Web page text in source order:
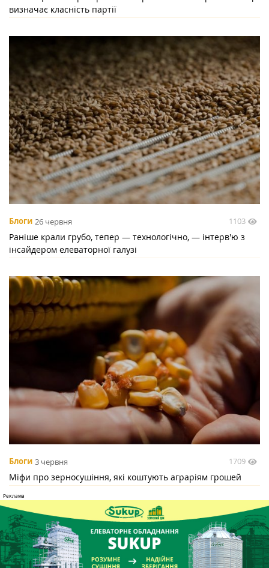
визначає класність партії
Блоги 26 червня 1103
Раніше крали грубо, тепер — технологічно, — інтерв'ю з
інсайдером елеваторної галузі
Блоги 3 червня 1709
Міфи про зерносушіння, які коштують аграріям грошей